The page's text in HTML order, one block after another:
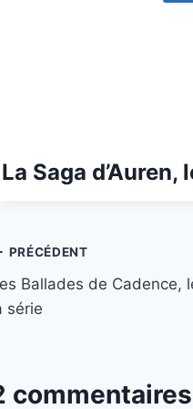
La Saga
PRÉCÉDENT
Ballades de Cadence,
série
commentaires